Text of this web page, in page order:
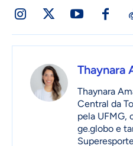
Thaynara
Thaynara
Central da
pela UFMG,
ge.globo e